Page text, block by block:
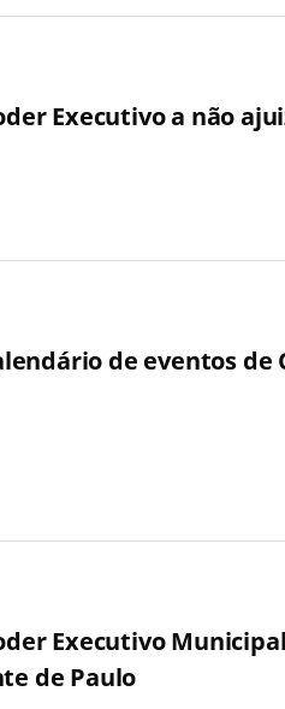
Executivo a não
de eventos
Executivo
de Paulo